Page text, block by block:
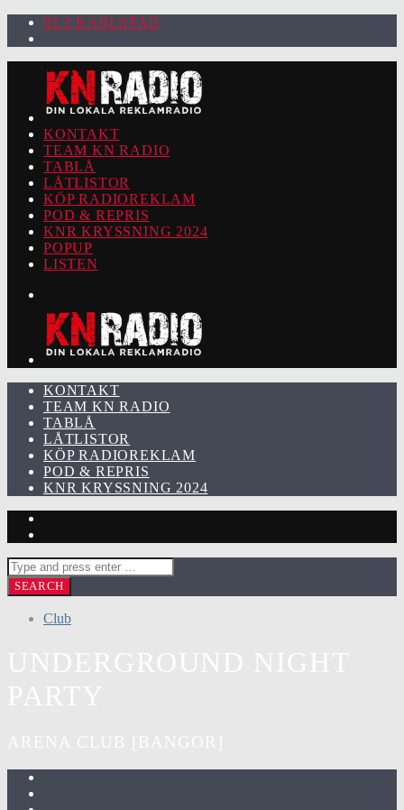
92.2 KARLSTAD
KONTAKT
TEAM KN RADIO
TABLÅ
LÅTLISTOR
KÖP RADIOREKLAM
POD & REPRIS
KNR KRYSSNING 2024
POPUP
LISTEN
KONTAKT
TEAM KN RADIO
TABLÅ
LÅTLISTOR
KÖP RADIOREKLAM
POD & REPRIS
KNR KRYSSNING 2024
Club